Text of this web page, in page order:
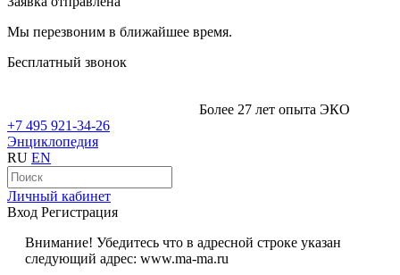
Мы перезвоним в ближайшее время.
Бесплатный звонок
Более 27 лет опыта ЭКО
+7 495 921-34-26
Энциклопедия
RU EN
Личный кабинет
Вход Регистрация
Внимание! Убедитесь что в адресной строке указан
следующий адрес: www.ma-ma.ru